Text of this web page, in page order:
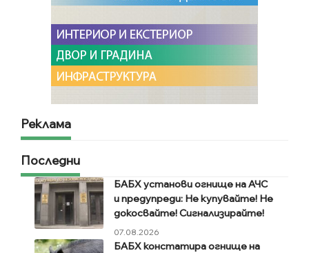
Реклама
Последни
БАБХ установи огнище на АЧС
и предупреди: Не купувайте! Не
докосвайте! Сигнализирайте!
07.08.2026
БАБХ констатира огнище на